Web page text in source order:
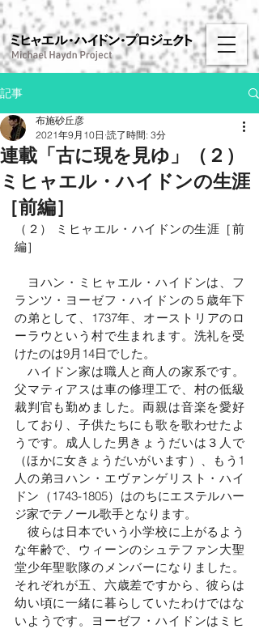
記事
連載「古に現を見ゆ」（２）
ミヒャエル・ハイドンの生涯
［前編］
布施砂丘彦
2021年9月10日 読了時間: 3分
（２） ミヒャエル・ハイドンの生涯［前
編］
ヨハン・ミヒャエル・ハイドンは、フ
ランツ・ヨーゼフ・ハイドンの５歳年下
の弟として、1737年、オーストリアのロ
ーラウという村で生まれます。洗礼を受
けたのは9月14日でした。
ハイドン家は職人と商人の家系です。
父マティアスは車の修理工で、村の低級
裁判官も勤めました。両親は音楽を愛好
しており、子供たちにも歌を歌わせたよ
うです。成人した男きょうだいは３人で
（ほかに女きょうだいがいます）、もう1
人の弟ヨハン・エヴァンゲリスト・ハイ
ドン（1743-1805）はのちにエステルハー
ジ家でテノール歌手となります。
彼らは日本でいう小学校に上がるよう
な年齢で、ウィーンのシュテファン大聖
堂少年聖歌隊のメンバーになりました。
それぞれが五、六歳差ですから、彼らは
幼い頃に一緒に暮らしていたわけではな
いようです。ヨーゼフ・ハイドンはミヒ